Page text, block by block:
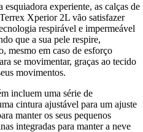
experiente, as calças de
Xperior 2L vão satisfazer
respirável e impermeável
que a sua pele respire,
mesmo em caso de esforço
se movimentar, graças ao tecido
movimentos.
incluem uma série de
cintura ajustável para um ajuste
manter os seus pequenos
integradas para manter a neve